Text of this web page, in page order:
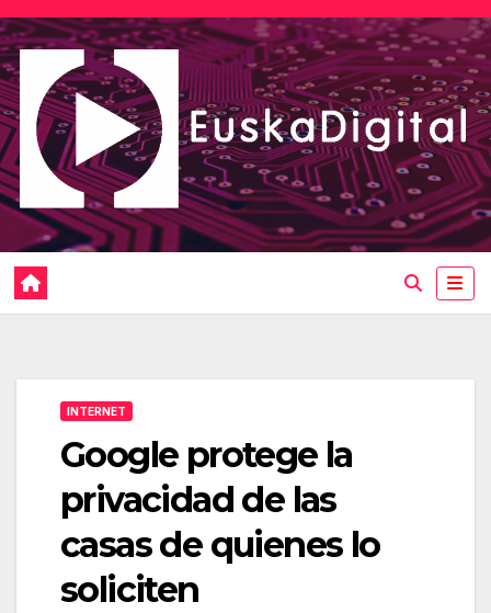
Saltar
al
contenido
INTERNET
Google protege la
privacidad de las
casas de quienes lo
soliciten